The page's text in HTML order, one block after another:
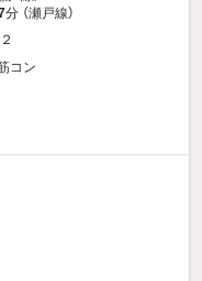
分 （瀬戸線）
コン